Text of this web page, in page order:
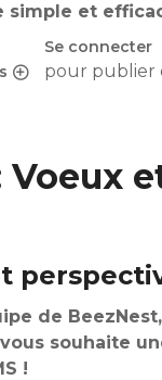
créer un
Se connecter
pour publier
simple et
Voeux
de
souhaite
!